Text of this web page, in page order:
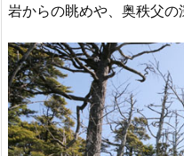
岩からの眺めや、奥秩父の